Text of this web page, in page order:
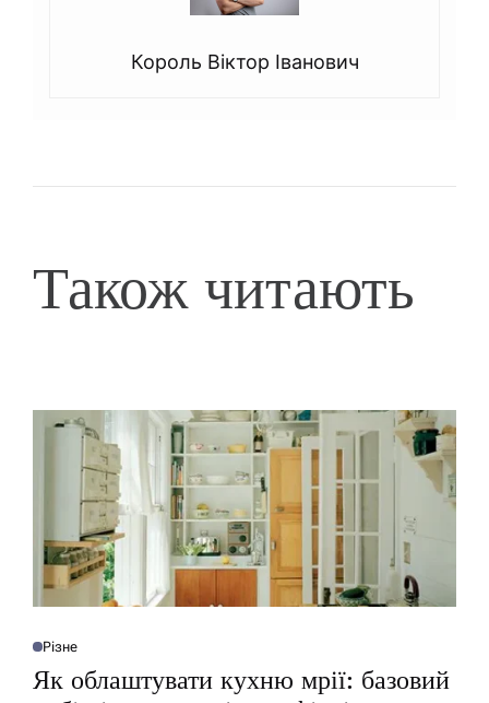
Король Віктор Іванович
Також читають
О
У
Різне
Як облаштувати кухню мрії: базовий